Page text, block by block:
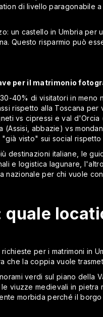
di livello paragonabile
un castello in Umbria per
Questo risparmio può
per il matrimonio
40% di visitatori in meno
rispetto alla Toscana per
vs cipressi e val d'Orcia
(Assisi, abbazie) vs
"già visto" sui social rispetto
destinazioni italiane, le
e logistica lagunare,
nazionale per chi vuole
per i matrimoni in
che la coppia vuole
verdi sul piano della
viuzze medievali in
morbida perché il